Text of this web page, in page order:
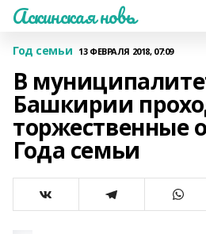
Аскинская новь
Год семьи 13 ФЕВРАЛЯ 2018, 07:09
В
Башкирии
торжественные
Года семьи